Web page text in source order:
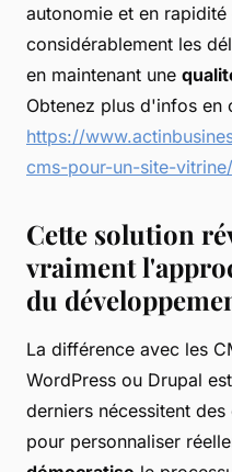
autonomie et en
considérablement les
en maintenant une
Obtenez plus d'infos en
https://
cms-pour-un-site-vitrine/
Cette solution
vraiment
du
La différence avec les
WordPress ou Drupal
derniers nécessitent
pour personnaliser